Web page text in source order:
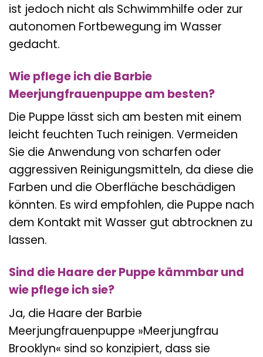
ist jedoch nicht als Schwimmhilfe oder zur
autonomen Fortbewegung im Wasser
gedacht.
Wie pflege ich die Barbie
Meerjungfrauenpuppe am besten?
Die Puppe lässt sich am besten mit einem
leicht feuchten Tuch reinigen. Vermeiden
Sie die Anwendung von scharfen oder
aggressiven Reinigungsmitteln, da diese die
Farben und die Oberfläche beschädigen
könnten. Es wird empfohlen, die Puppe nach
dem Kontakt mit Wasser gut abtrocknen zu
lassen.
Sind die Haare der Puppe kämmbar und
wie pflege ich sie?
Ja, die Haare der Barbie
Meerjungfrauenpuppe »Meerjungfrau
Brooklyn« sind so konzipiert, dass sie